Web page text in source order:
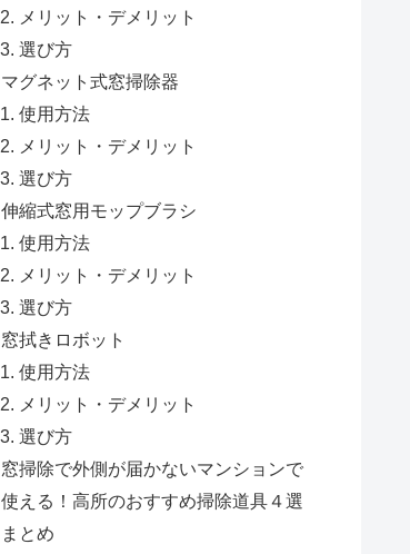
メリット・デメリット
選び方
マグネット式窓掃除器
使用方法
メリット・デメリット
選び方
伸縮式窓用モップブラシ
使用方法
メリット・デメリット
選び方
窓拭きロボット
使用方法
メリット・デメリット
選び方
窓掃除で外側が届かないマンションで
使える！高所のおすすめ掃除道具４選
まとめ